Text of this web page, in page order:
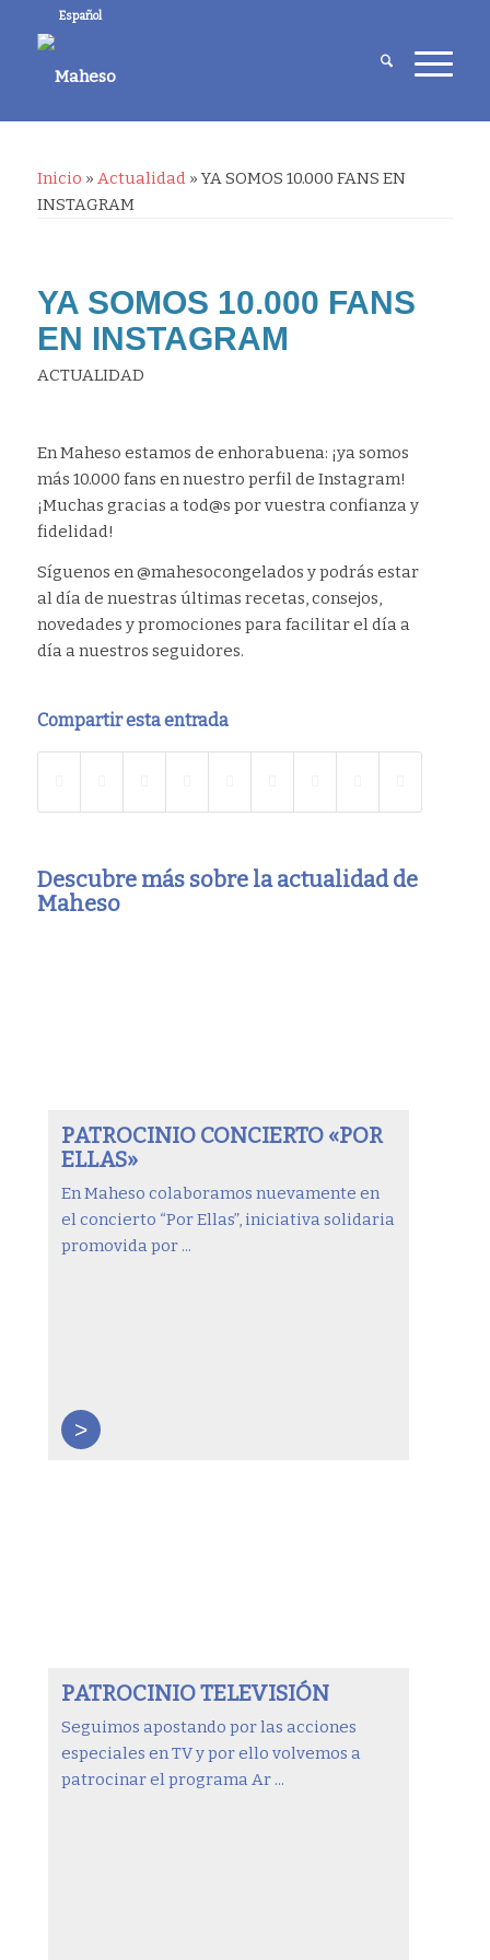
Español
Inicio » Actualidad»YA SOMOS 10.000 FANS EN
INSTAGRAM
YA SOMOS 10.000 FANS
EN INSTAGRAM
ACTUALIDAD
En Maheso estamos de enhorabuena: ¡ya somos
más 10.000 fans en nuestro perfil de Instagram!
¡Muchas gracias a tod@s por vuestra confianza y
fidelidad!
Síguenos en @mahesocongelados y podrás estar
al día de nuestras últimas recetas, consejos,
novedades y promociones para facilitar el día a
día a nuestros seguidores.
Compartir esta entrada
Descubre más sobre la actualidad de
Maheso
PATROCINIO CONCIERTO «POR
ELLAS»
En Maheso colaboramos nuevamente en
el concierto “Por Ellas”, iniciativa solidaria
promovida por ...
>
PATROCINIO TELEVISIÓN
Seguimos apostando por las acciones
especiales en TV y por ello volvemos a
patrocinar el programa Ar ...